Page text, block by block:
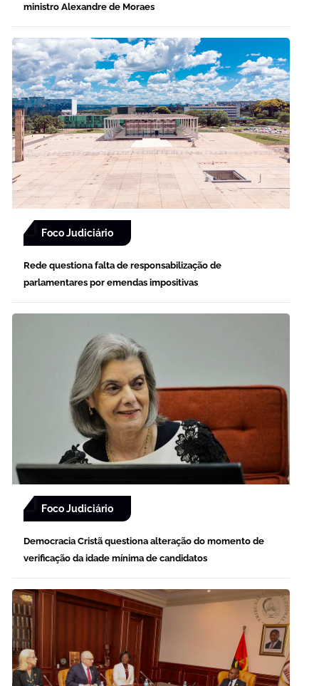
ministro Alexandre de Moraes
Foco Judiciário
Rede questiona falta de responsabilização de
parlamentares por emendas impositivas
Foco Judiciário
Democracia Cristã questiona alteração do momento de
verificação da idade mínima de candidatos